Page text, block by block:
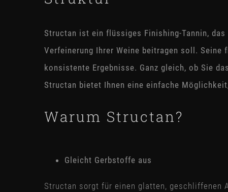
Structan ist ein flüssiges Finishing-Tannin,
Verfeinerung Ihrer Weine beitragen soll.
konsistente Ergebnisse. Ganz gleich, ob Sie
Structan bietet Ihnen eine einfache
Warum Structan?
Gleicht Gerbstoffe aus
Structan sorgt für einen glatten, geschliffenen